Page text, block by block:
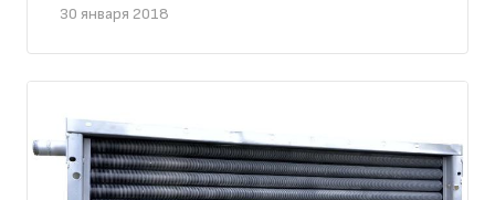
30 января 2018